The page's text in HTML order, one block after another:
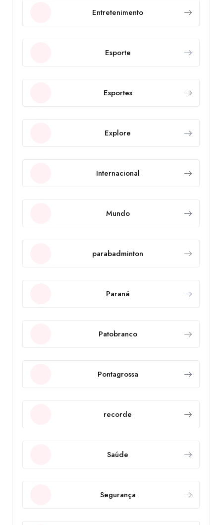
Entretenimento
Esporte
Esportes
Explore
Internacional
Mundo
parabadminton
Paraná
Patobranco
Pontagrossa
recorde
Saúde
Segurança